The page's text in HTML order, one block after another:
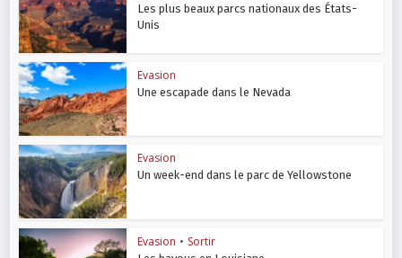
Les plus beaux parcs nationaux des États-
Unis
Evasion
Une escapade dans le Nevada
Evasion
Un week-end dans le parc de Yellowstone
Evasion • Sortir